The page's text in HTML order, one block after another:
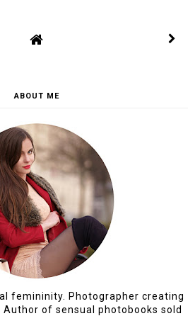
ABOUT ME
femininity. Photographer creating
of sensual photobooks sold